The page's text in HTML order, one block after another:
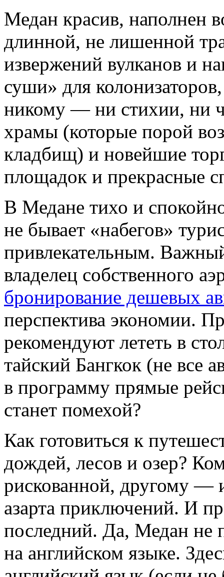
Медан красив, наполнен
длинной, не лишенной
извержений вулканов и
суши» для
никому — ни стихии, ни
храмы (которые порой
кладбищ) и новейшие
площадок и прекрасные
В Медане тихо и
не бывает «набегов»
привлекательным.
владелец собственного
бронирование дешевых
перспектива экономии.
рекомендуют лететь в
тайский Бангкок (не все
в программу прямые
станет помехой?
Как готовиться к
дождей, лесов и озер?
рискованной, другому —
азарта приключений. И
последний. Да, Медан не
на английском языке.